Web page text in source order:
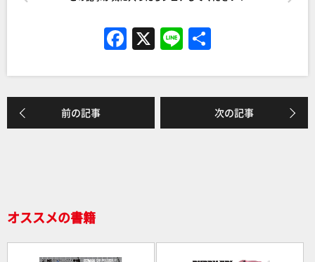
F
c
e
b
X Li
e
前の記事 次の記事
オススメの書籍